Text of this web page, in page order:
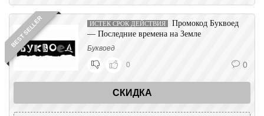
BEST SELLER ИСТЕК СРОК ДЕЙСТВИЯ
Промокод Буквоед
— Последние времена на Земле
Буквоед
0
0
СКИДКА